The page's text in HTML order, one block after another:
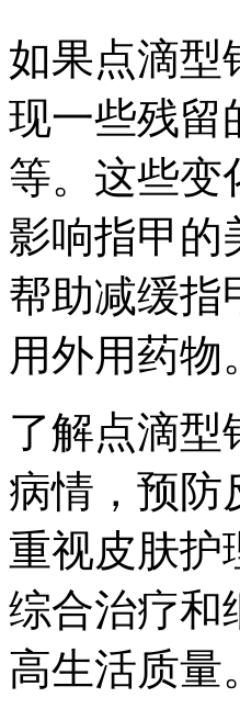
如果点滴型
现一些残留
等。这些变
影响指甲的
帮助减缓指
用外用药物
了解点滴型
病情，预防
重视皮肤护
综合治疗和
高生活质量